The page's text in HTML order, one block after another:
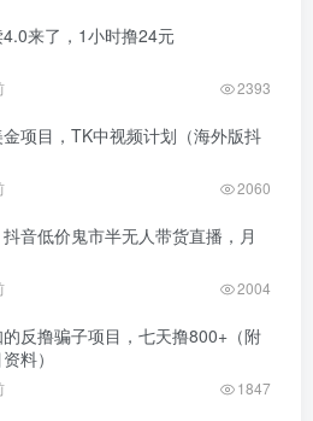
来了，1小时撸24元
2393
项目，TK中视频计划（海外版抖
2060
音低价鬼市半无人带货直播，月
2004
反撸骗子项目，七天撸800+（附
料）
1847